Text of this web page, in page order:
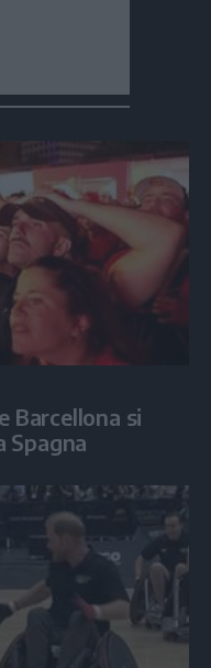
Barcellona si